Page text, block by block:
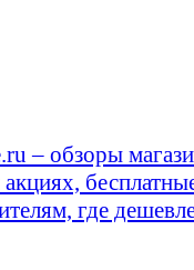
– обзоры
где